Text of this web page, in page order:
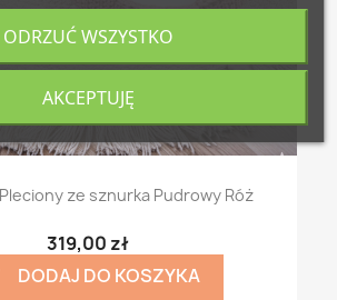
ze sznurka Pudrowy Róż
319,00 zł
DODAJ DO KOSZYKA
ODRZUĆ WSZYSTKO
AKCEPTUJĘ